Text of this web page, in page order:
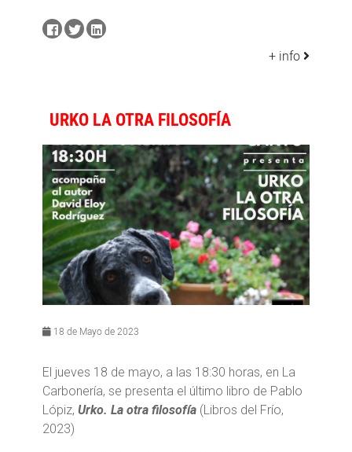
+ info
URKO LA OTRA FILOSOFÍA
18 de Mayo de 2023
El jueves 18 de mayo, a las 18:30 horas, en La
Carbonería, se presenta el último libro de Pablo
Lópiz, Urko. La otra filosofía (Libros del Frío,
2023)